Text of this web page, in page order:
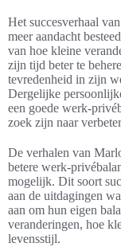
Het succesverhaal
meer aandacht
van hoe kleine
zijn tijd beter te
tevredenheid in zijn
Dergelijke
een goede werk-
zoek zijn naar
De verhalen van
betere werk-
mogelijk. Dit soort
aan de uitdagingen
aan om hun eigen
veranderingen, hoe
levensstijl.